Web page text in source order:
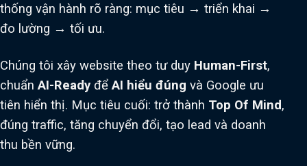
thống vận hành rõ ràng: mục tiêu → triển khai →
đo lường → tối ưu.
Chúng tôi xây website theo tư duy Human-First,
chuẩnAI-Ready đểAI hiểu đúng và Google ưu
tiên hiển thị. Mục tiêu cuối: trở thành Top Of Mind,
đúng traffic, tăng chuyển đổi, tạo lead và doanh
thu bền vững.